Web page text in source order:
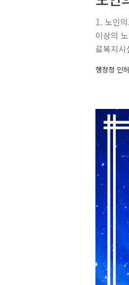
1. 노인
이상의
료복지시
등으로
에 필요
행정청 인